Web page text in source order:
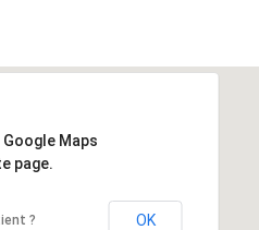
Maps
page.
? OK